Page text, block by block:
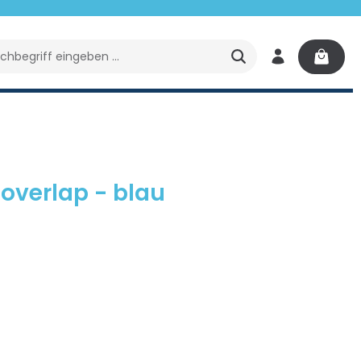
Wasserpflege Ersatzteile
- blau